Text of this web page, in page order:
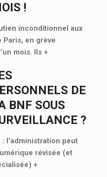
!
inconditionnel aux
Paris, en grève
mois. Ils +
DE
BNF SOUS
?
l’administration peut
révisée (et
+